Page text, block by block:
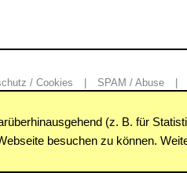
(z. B. für
besuchen zu können.
/ Cookies SPAM / Abuse
© www.windowspage.de 2001-2026.